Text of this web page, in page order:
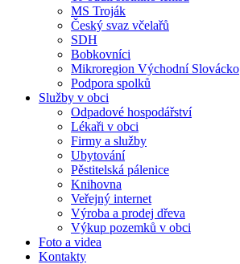
MS Troják
Český svaz včelařů
SDH
Bobkovníci
Mikroregion Východní Slovácko
Podpora spolků
Služby v obci
Odpadové hospodářství
Lékaři v obci
Firmy a služby
Ubytování
Pěstitelská pálenice
Knihovna
Veřejný internet
Výroba a prodej dřeva
Výkup pozemků v obci
Foto a videa
Kontakty